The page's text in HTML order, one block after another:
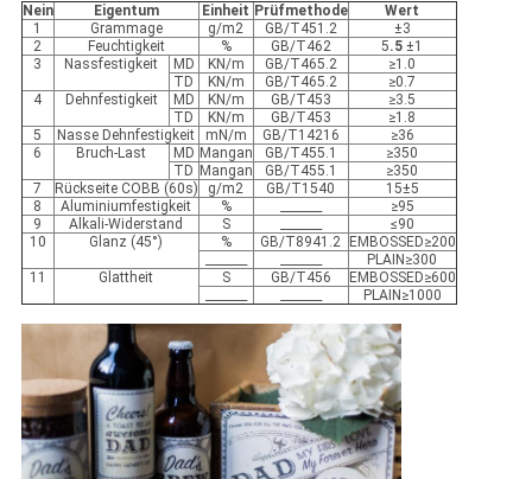
Nein Eigentum Einheit Prüfmethode
Wert
1
Grammage g/m2 GB/T451.2
±3
2
Feuchtigkeit % GB/T462 5.5 ±1
3
Nassfestigkeit MD KN/m GB/T465.2
≥1.0
TD
KN/m GB/T465.2
≥0.7
4
Dehnfestigkeit MD KN/m GB/T453
≥3.5
TD
KN/m GB/T453
≥1.8
5
Nasse Dehnfestigkeit mN/m GB/T14216
≥36
6
Bruch-Last MD Mangan GB/T455.1
≥350
TD Mangan GB/T455.1
≥350
7
Rückseite COBB (60s) g/m2 GB/T1540
15±5
8
Aluminiumfestigkeit %
≥95
9
Alkali-Widerstand S
≤90
10
Glanz (45°) % GB/T8941.2 EMBOSSED≥200
PLAIN≥300
11
Glattheit S GB/T456
EMBOSSED≥600
PLAIN≥1000